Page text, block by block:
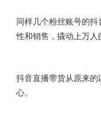
同样几个粉丝账号的
性和销售，撬动上万人
抖音直播带货从原来
心。